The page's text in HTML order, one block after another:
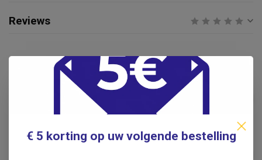
Reviews
Gerelateerde producten
Wandelstok met zitje.
Flipstick opvouwbaar -
€ 5 korting op uw volgende bestelling